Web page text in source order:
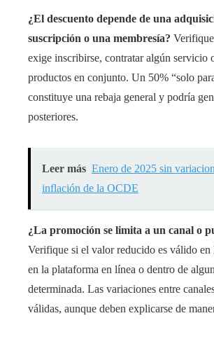
¿El descuento depende de una
suscripción o una membresía?
exige inscribirse, contratar algún servicio
productos en conjunto. Un 50% “solo
constituye una rebaja general y podría
posteriores.
Leer más Enero de 2025 sin
inflación de la OCDE
¿La promoción se limita a un canal o
Verifique si el valor reducido es válido en
en la plataforma en línea o dentro de
determinada. Las variaciones entre
válidas, aunque deben explicarse de